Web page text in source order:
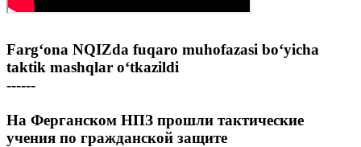
Farg‘ona NQIZda fuqaro muhofazasi bo‘yicha
taktik mashqlar o‘tkazildi
------
На Ферганском НПЗ прошли тактические
учения по гражданской защите